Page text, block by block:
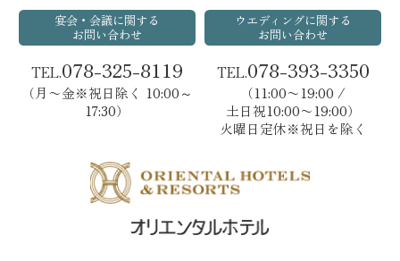
宴会・会議に関する
お問い合わせ
TEL.078-325-8119
（月〜金※祝日除く 10:00～
17:30）
ウエディングに関する
お問い合わせ
TEL.078-393-3350
（11:00〜19:00 /
土日祝10:00〜19:00）
火曜日定休※祝日を除く